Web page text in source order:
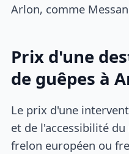
Arlon, comme
Prix d'une
de guêpes à
Le prix d'une
et de l'accessibilité du
frelon européen ou